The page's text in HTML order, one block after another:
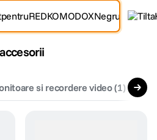
si recordere video(1)